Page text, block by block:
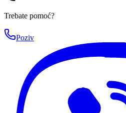
Trebate pomoć?
Poziv